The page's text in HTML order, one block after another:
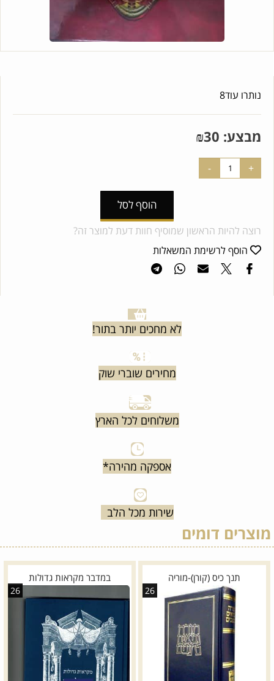
נותרו עוד8
מבצע: ₪30
הוסף לסל
רוצה להיות הראשון שמוסיף חוות דעת למוצר זה?
הוסף לרשימת המשאלות
לא מחכים יותר בתור!
מחירים שוברי שוק
משלוחים לכל הארץ
אספקה מהירה*
שירות מכל הלב
מוצרים דומים
תנך כיס (קורן)-מוריה
26
במדבר מקראות גדולות
26